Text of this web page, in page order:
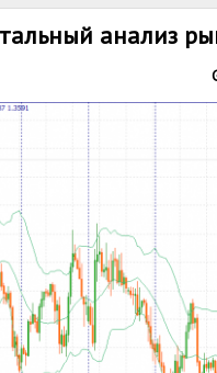
анализ